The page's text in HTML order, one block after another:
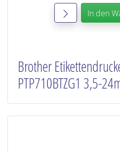
In den
Brother
PTP710BTZG1 3,5-